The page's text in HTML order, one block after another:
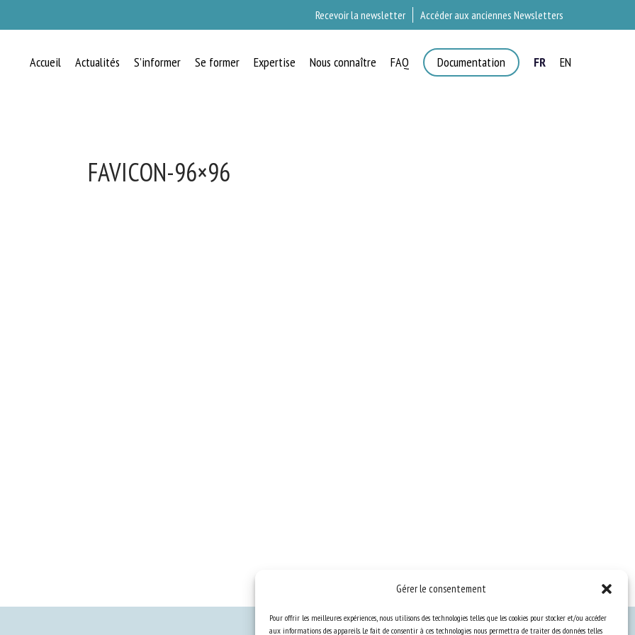
Gérer le consentement
Pour offrir les meilleures expériences, nous utilisons des technologies telles que les cookies pour stocker et/ou accéder
aux informations des appareils. Le fait de consentir à ces technologies nous permettra de traiter des données telles
Recevoir la newsletter Accéder aux anciennes Newsletters
Accueil Actualités S’informer Se former Expertise Nous connaître FAQ Documentation FR EN
FAVICON-96×96